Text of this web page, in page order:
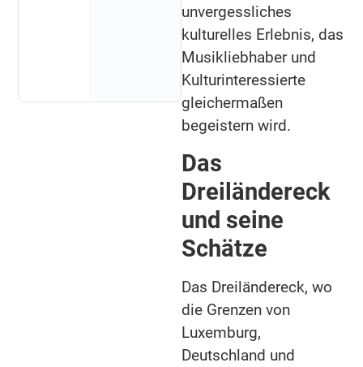
unvergessliches
kulturelles Erlebnis, das
Musikliebhaber und
Kulturinteressierte
gleichermaßen
begeistern wird.
Das
Dreiländereck
und seine
Schätze
Das Dreiländereck, wo
die Grenzen von
Luxemburg,
Deutschland und